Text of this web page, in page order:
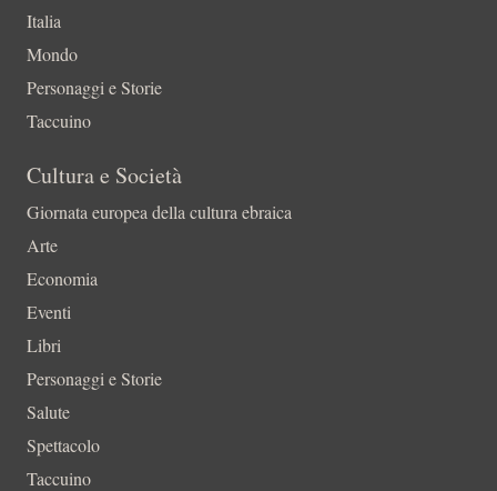
Italia
Mondo
Personaggi e Storie
Taccuino
Cultura e Società
Giornata europea della cultura ebraica
Arte
Economia
Eventi
Libri
Personaggi e Storie
Salute
Spettacolo
Taccuino